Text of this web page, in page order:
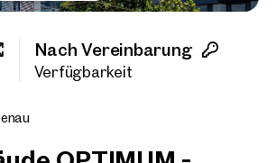
Nach Vereinbarung
Verfügbarkeit
Vorname
Nachname